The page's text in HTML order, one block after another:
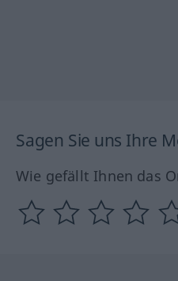
Sagen Sie uns Ihre
Wie gefällt Ihnen das